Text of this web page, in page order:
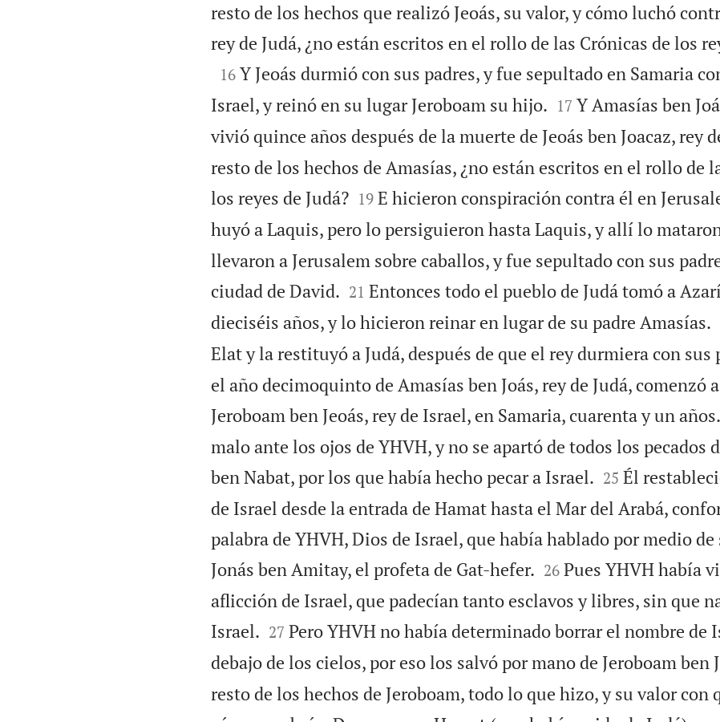
resto de los hechos que realizó Jeoás, su valor, y cómo luchó
rey de Judá, ¿no están escritos en el rollo de las Crónicas de los

16 Y Jeoás durmió con sus padres, y fue sepultado en Samaria
Israel, y reinó en su lugar Jeroboam su hijo.
17 Y Amasías ben
vivió quince años después de la muerte de Jeoás ben Joacaz, rey
resto de los hechos de Amasías, ¿no están escritos en el rollo de
los reyes de Judá?
19 E hicieron conspiración contra él en
huyó a Laquis, pero lo persiguieron hasta Laquis, y allí lo
llevaron a Jerusalem sobre caballos, y fue sepultado con sus
ciudad de David.
21 Entonces todo el pueblo de Judá tomó a
dieciséis años, y lo hicieron reinar en lugar de su padre Amasías.
Elat y la restituyó a Judá, después de que el rey durmiera con sus
el año decimoquinto de Amasías ben Joás, rey de Judá, comenzó
Jeroboam ben Jeoás, rey de Israel, en Samaria, cuarenta y un años.
malo ante los ojos de YHVH, y no se apartó de todos los pecados
ben Nabat, por los que había hecho pecar a Israel.
25 Él
de Israel desde la entrada de Hamat hasta el Mar del Arabá,
palabra de YHVH, Dios de Israel, que había hablado por medio
Jonás ben Amitay, el profeta de Gat-hefer.
26 Pues YHVH había
aflicción de Israel, que padecían tanto esclavos y libres, sin que
Israel.
27 Pero YHVH no había determinado borrar el nombre de
debajo de los cielos, por eso los salvó por mano de Jeroboam ben
resto de los hechos de Jeroboam, todo lo que hizo, y su valor con